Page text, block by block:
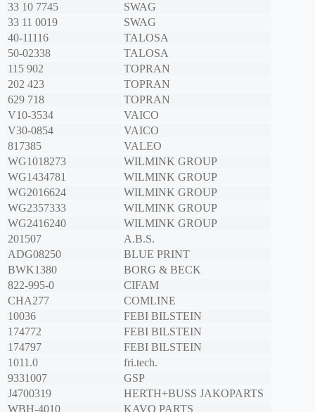
33 10 7745
SWAG
33 11 0019
SWAG
40-11116
TALOSA
50-02338
TALOSA
115 902
TOPRAN
202 423
TOPRAN
629 718
TOPRAN
V10-3534
VAICO
V30-0854
VAICO
817385
VALEO
WG1018273
WILMINK GROUP
WG1434781
WILMINK GROUP
WG2016624
WILMINK GROUP
WG2357333
WILMINK GROUP
WG2416240
WILMINK GROUP
201507
A.B.S.
ADG08250
BLUE PRINT
BWK1380
BORG & BECK
822-995-0
CIFAM
CHA277
COMLINE
10036
FEBI BILSTEIN
174772
FEBI BILSTEIN
174797
FEBI BILSTEIN
1011.0
fri.tech.
9331007
GSP
J4700319
HERTH+BUSS JAKOPARTS
WBH-4010
KAVO PARTS